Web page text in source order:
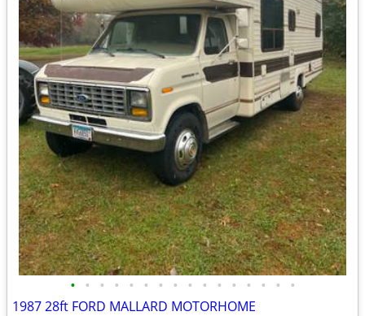
• • • • • • • • • • • • • • • •
1987 28ft FORD MALLARD MOTORHOME